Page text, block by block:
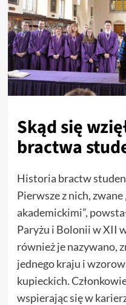
Skąd się
bractwa
Historia bractw
Pierwsze z nich,
akademickimi”,
Paryżu i Bolonii w XII
również je nazywano,
jednego kraju i
kupieckich.
wspierając się w